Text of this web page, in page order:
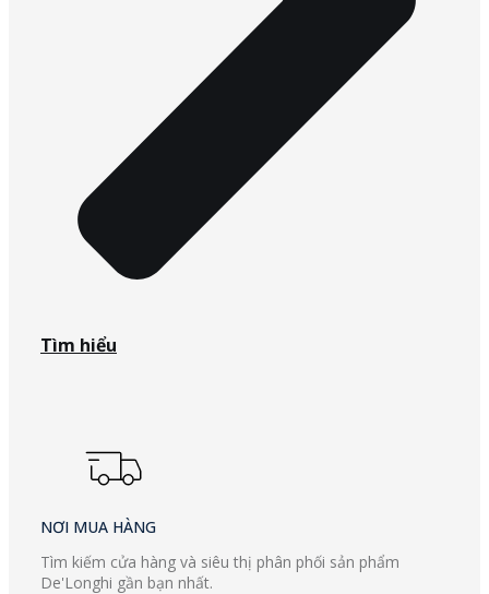
Tìm hiểu
NƠI MUA HÀNG
Tìm kiếm cửa hàng và siêu thị phân phối sản phẩm
De'Longhi gần bạn nhất.